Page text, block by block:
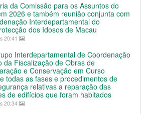
da Comissão para os Assuntos do
2026 e também reunião conjunta com
Interdepartamental do
dos Idosos de Macau
20:41
Interdepartamental de Coordenação
da Fiscalização de Obras de
e Conservação em Curso
todas as fases e procedimentos de
relativas a reparação das
de edifícios que foram habitados
20:34